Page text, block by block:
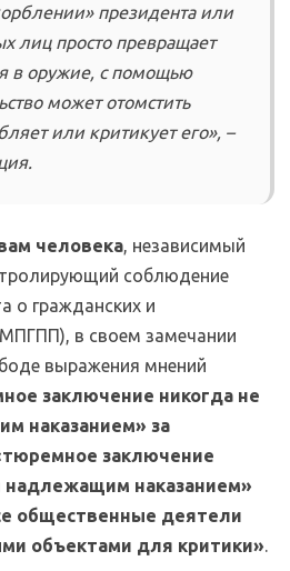
президента или
лиц просто превращает
в оружие, с помощью
может отомстить
или критикует его», –
человека, независимый
соблюдение
о гражданских и
в своем замечании
выражения мнений
заключение никогда не
наказанием» за
заключение
надлежащим наказанием»
общественные деятели
объектами для критики».